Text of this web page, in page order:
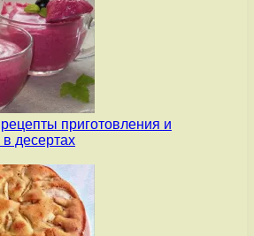
приготовления и
десертах